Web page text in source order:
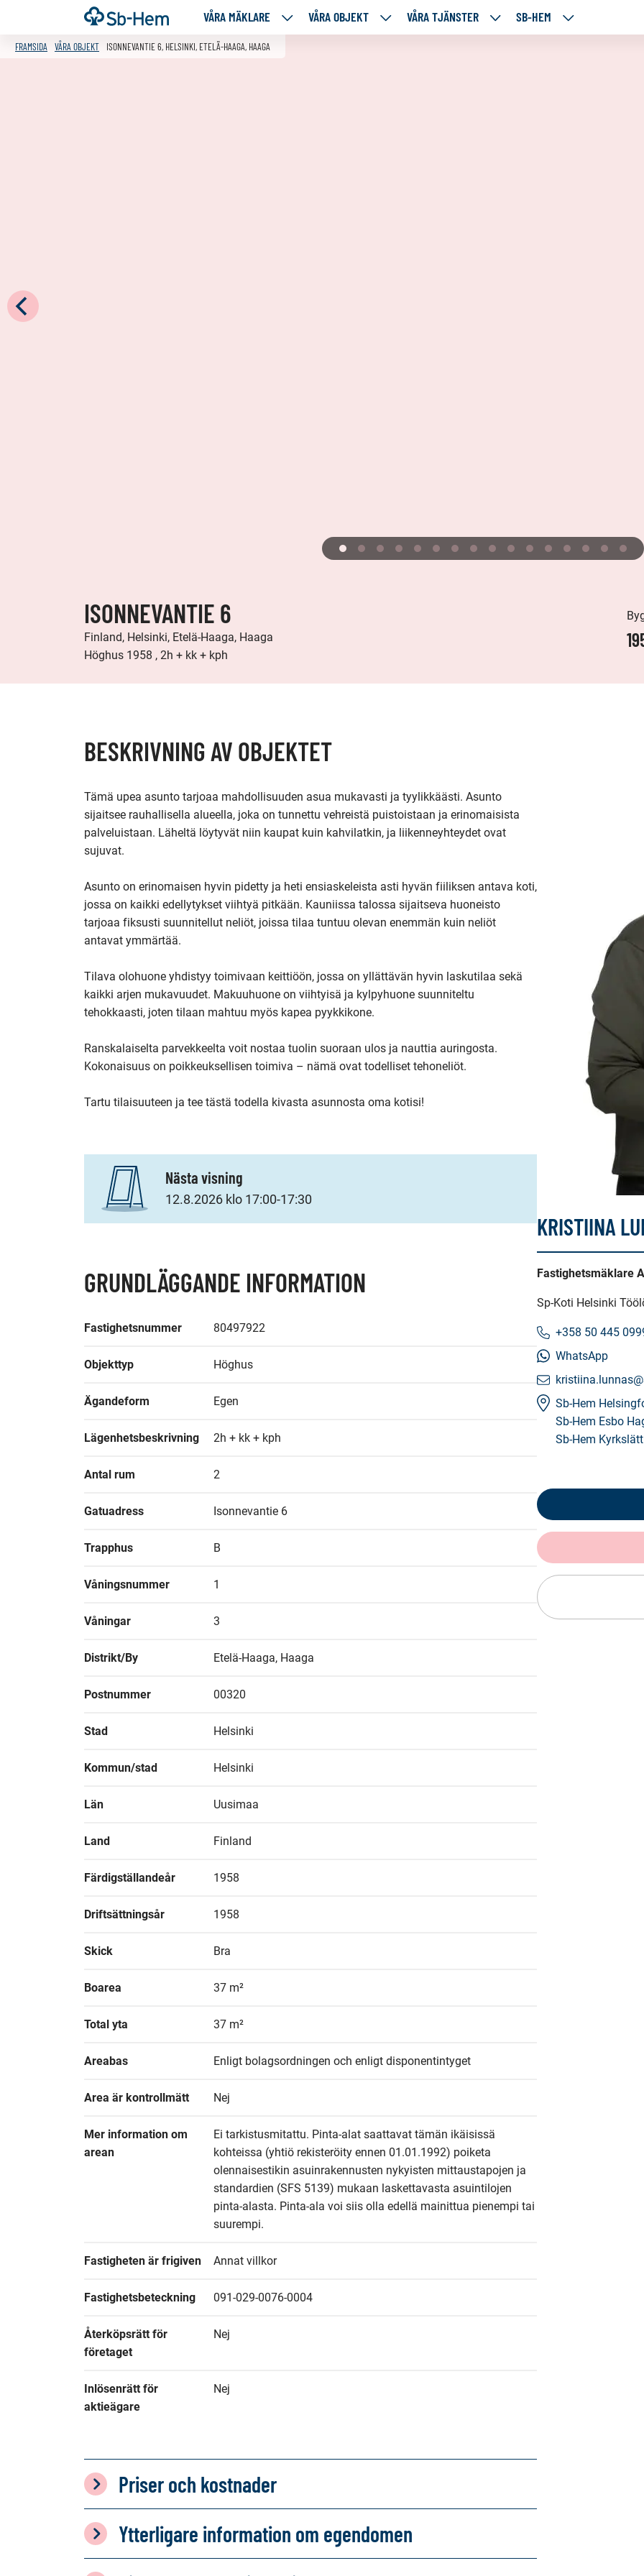
Till
innehållet
Framsida VÅRA MÄKLARE
VÅRA VÅRA OBJEKT
VÅRA VÅRA TJÄNSTER
VÅRASB-HEM
SB-
FRAMSIDA VÅRA OBJEKT ISONNEVANTIE 6, HELSINKI, ETELÄ-HAAGA, HAAGA
ISONNEVANTIE 6
Finland, Helsinki, Etelä-Haaga, Haaga
Höghus 1958 , 2h + kk + kph
BESKRIVNING AV OBJEKTET
Tämä upea asunto tarjoaa mahdollisuuden asua mukavasti ja tyylikkäästi. Asunto
sijaitsee rauhallisella alueella, joka on tunnettu vehreistä puistoistaan ja erinomaisista
palveluistaan. Läheltä löytyvät niin kaupat kuin kahvilatkin, ja liikenneyhteydet ovat
sujuvat.
Asunto on erinomaisen hyvin pidetty ja heti ensiaskeleista asti hyvän fiiliksen antava koti,
jossa on kaikki edellytykset viihtyä pitkään. Kauniissa talossa sijaitseva huoneisto
tarjoaa fiksusti suunnitellut neliöt, joissa tilaa tuntuu olevan enemmän kuin neliöt
antavat ymmärtää.
Tilava olohuone yhdistyy toimivaan keittiöön, jossa on yllättävän hyvin laskutilaa sekä
kaikki arjen mukavuudet. Makuuhuone on viihtyisä ja kylpyhuone suunniteltu
tehokkaasti, joten tilaan mahtuu myös kapea pyykkikone.
Ranskalaiselta parvekkeelta voit nostaa tuolin suoraan ulos ja nauttia auringosta.
Kokonaisuus on poikkeuksellisen toimiva – nämä ovat todelliset tehoneliöt.
Tartu tilaisuuteen ja tee tästä todella kivasta asunnosta oma kotisi!
Nästa visning
12.8.2026 klo 17:00-17:30
GRUNDLÄGGANDE INFORMATION
Fastighetsnummer 80497922
Objekttyp Höghus
Ägandeform Egen
Lägenhetsbeskrivning 2h + kk + kph
Antal rum 2
Gatuadress Isonnevantie 6
Trapphus B
Våningsnummer 1
Våningar 3
Distrikt/By Etelä-Haaga, Haaga
Postnummer 00320
Stad Helsinki
Kommun/stad Helsinki
Län Uusimaa
Land Finland
Färdigställandeår 1958
Driftsättningsår 1958
Skick Bra
Boarea 37 m²
Total yta 37 m²
Areabas Enligt bolagsordningen och enligt disponentintyget
Area är kontrollmätt Nej
Mer information om
arean
Ei tarkistusmitattu. Pinta-alat saattavat tämän ikäisissä
kohteissa (yhtiö rekisteröity ennen 01.01.1992) poiketa
olennaisestikin asuinrakennusten nykyisten mittaustapojen ja
standardien (SFS 5139) mukaan laskettavasta asuintilojen
pinta-alasta. Pinta-ala voi siis olla edellä mainittua pienempi tai
suurempi.
Fastigheten är frigiven Annat villkor
Fastighetsbeteckning 091-029-0076-0004
Återköpsrätt för
företaget
Nej
Inlösenrätt för
aktieägare
Nej
Priser och kostnader
Ytterligare information om egendomen
KRISTIINA
Fastighetsmäklare
Sp-Koti Helsinki
+358 50 445
WhatsApp
Sb-Hem
Sb-Hem Esbo
Sb-Hem